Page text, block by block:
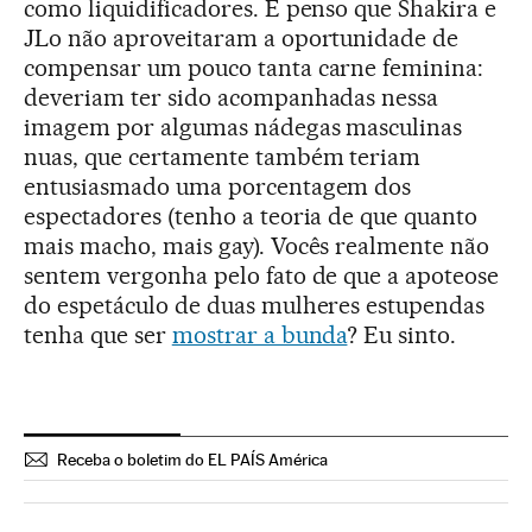
como liquidificadores. E penso que Shakira e
JLo não aproveitaram a oportunidade de
compensar um pouco tanta carne feminina:
deveriam ter sido acompanhadas nessa
imagem por algumas nádegas masculinas
nuas, que certamente também teriam
entusiasmado uma porcentagem dos
espectadores (tenho a teoria de que quanto
mais macho, mais gay). Vocês realmente não
sentem vergonha pelo fato de que a apoteose
do espetáculo de duas mulheres estupendas
tenha que ser mostrar a bunda? Eu sinto.
Receba o boletim do EL PAÍS América